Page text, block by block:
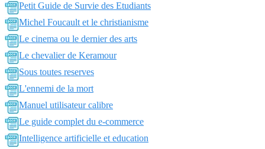
Petit Guide de Survie des Etudiants
Michel Foucault et le christianisme
Le cinema ou le dernier des arts
Le chevalier de Keramour
Sous toutes reserves
L'ennemi de la mort
Manuel utilisateur calibre
Le guide complet du e-commerce
Intelligence artificielle et education